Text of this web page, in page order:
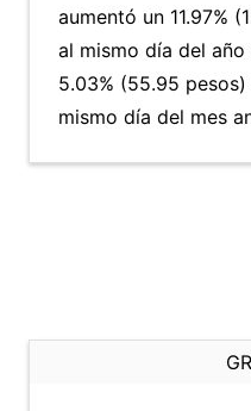
aumentó un 11.97%
al mismo día del
5.03% (55.95
mismo día del mes